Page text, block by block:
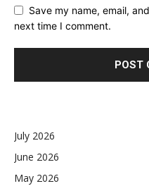
Save my name, email,
next time I comment.
July 2026
June 2026
May 2026